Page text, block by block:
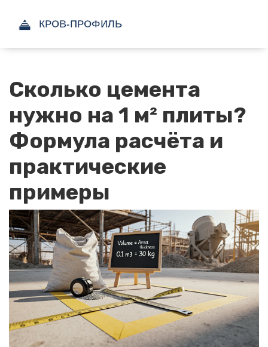
Сколько цемента
нужно на 1 м² плиты?
Формула расчёта и
практические
примеры